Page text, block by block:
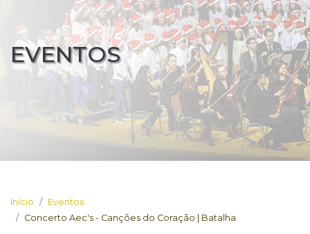
EVENTOS
Início
Eventos
Concerto Aec's - Canções do Coração | Batalha